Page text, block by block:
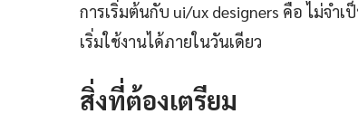
การเริ่มต้นกับ ui/ux designers คือ ไม่จ
เริ่มใช้งานได้ภายในวันเดียว
สิ่งที่ต้องเตรียม